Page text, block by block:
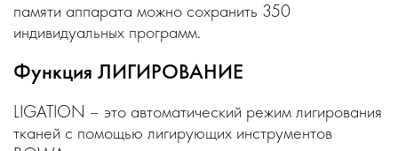
памяти аппарата можно сохранить 350
индивидуальных программ.
Функция ЛИГИРОВАНИЕ
LIGATION – это автоматический режим лигирования
тканей с помощью лигирующих инструментов